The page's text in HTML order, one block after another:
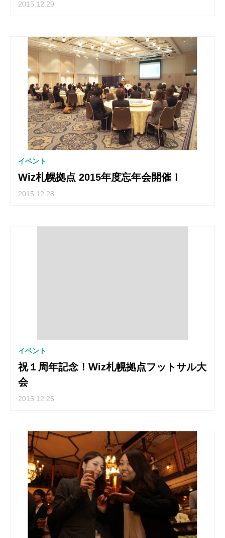
2015.12.29
イベント
Wiz札幌拠点 2015年度忘年会開催！
2015.12.28
イベント
祝１周年記念！Wiz札幌拠点フットサル大
会
2015.12.26